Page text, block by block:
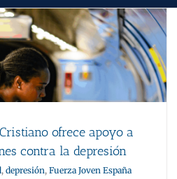
ofrece apoyo a
contra la depresión
, depresión, Fuerza Joven España